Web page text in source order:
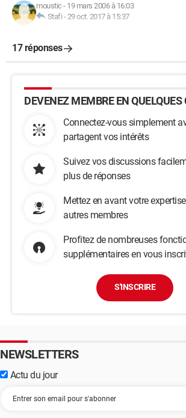
moustic - 19 mars 2006 à 16:03
Stafi -29 oct. 2017 à 15:37
17 réponses
DEVENEZ MEMBRE EN QUELQUES
Connectez-vous simplement
partagent vos intérêts
Suivez vos discussions
plus de réponses
Mettez en avant votre
autres membres
Profitez de nombreuses
supplémentaires en vous
S'INSCRIRE
NEWSLETTERS
Actu du jour